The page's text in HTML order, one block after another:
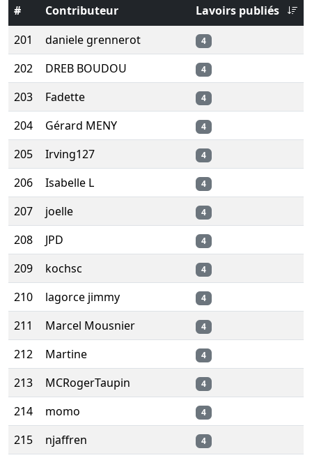
# Contributeur
Lavoirs publiés
201
daniele grennerot 4
202 DREB BOUDOU 4
203 Fadette 4
204 Gérard MENY 4
205 Irving127 4
206 Isabelle L 4
207 joelle 4
208 JPD 4
209 kochsc 4
210 lagorce jimmy 4
211 Marcel Mousnier 4
212 Martine 4
213 MCRogerTaupin 4
214 momo 4
215 njaffren 4